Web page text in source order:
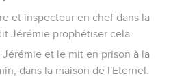
et inspecteur en chef dans la
Jérémie prophétiser cela.
et le mit en prison à la
dans la maison de l'Eternel.